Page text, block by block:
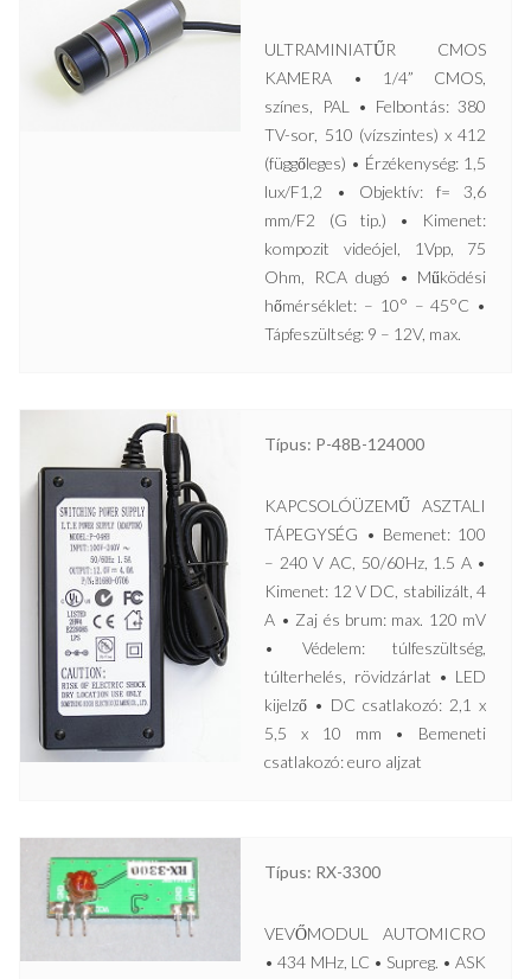
ULTRAMINIATŰR CMOS
KAMERA • 1/4” CMOS,
színes, PAL • Felbontás: 380
TV-sor, 510 (vízszintes) x 412
(függőleges) • Érzékenység: 1,5
lux/F1,2 • Objektív: f= 3,6
mm/F2 (G tip.) • Kimenet:
kompozit videójel, 1Vpp, 75
Ohm, RCA dugó • Működési
hőmérséklet: – 10° – 45°C •
Tápfeszültség: 9 – 12V, max.
Típus: P-48B-124000
KAPCSOLÓÜZEMŰ ASZTALI
TÁPEGYSÉG • Bemenet: 100
– 240 V AC, 50/60Hz, 1.5 A •
Kimenet: 12 V DC, stabilizált, 4
A • Zaj és brum: max. 120 mV
• Védelem: túlfeszültség,
túlterhelés, rövidzárlat • LED
kijelző • DC csatlakozó: 2,1 x
5,5 x 10 mm • Bemeneti
csatlakozó: euro aljzat
Típus: RX-3300
VEVŐMODUL AUTOMICRO
• 434 MHz, LC • Supreg. • ASK